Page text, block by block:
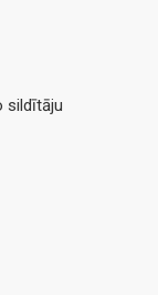
sildītāju